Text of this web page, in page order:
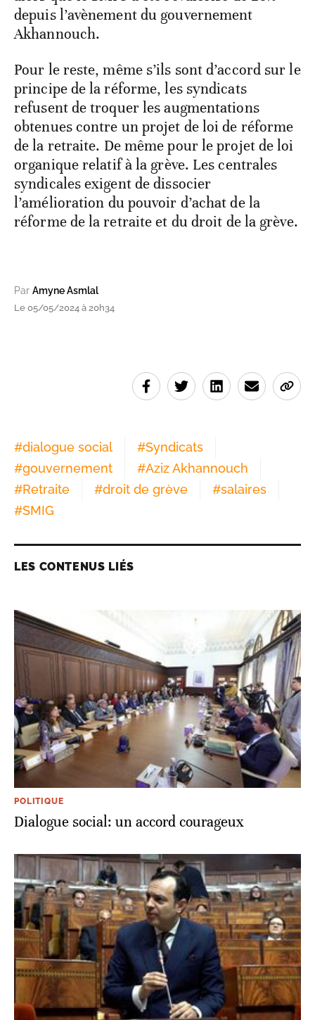
depuis l’avènement du gouvernement
Akhannouch.
Pour le reste, même s’ils sont d’accord sur le
principe de la réforme, les syndicats
refusent de troquer les augmentations
obtenues contre un projet de loi de réforme
de la retraite. De même pour le projet de loi
organique relatif à la grève. Les centrales
syndicales exigent de dissocier
l’amélioration du pouvoir d’achat de la
réforme de la retraite et du droit de la grève.
Par Amyne Asmlal
Le 05/05/2024 à 20h34
#dialogue social #Syndicats
#gouvernement #Aziz Akhannouch
#Retraite #droit de grève #salaires
#SMIG
LES CONTENUS LIÉS
POLITIQUE
Dialogue social: un accord courageux